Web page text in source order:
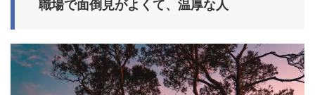
職場で面倒見がよくて、温厚な人